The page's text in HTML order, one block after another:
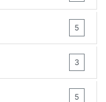
5
3
5